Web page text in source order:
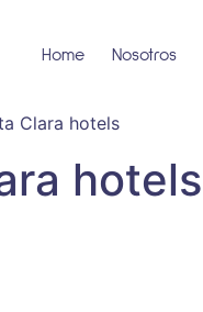
Home Nosotros
Clara hotels
hotels